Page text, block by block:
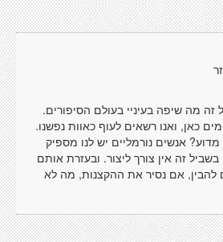
מה שיפה בעיניי בעולם הסיפורים.
כאן, ואנו רשאים לעוף כאוות נפשנו.
אנשים נורמליים יש לנו מספיק
זה אין צורך ליצור. ובעזרת אותם
להבין, אם נסיר את ההקצנות, מה לא